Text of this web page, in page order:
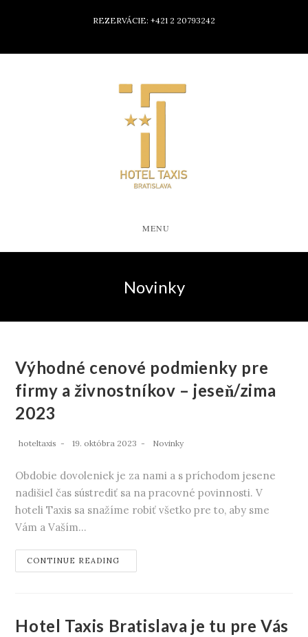
REZERVÁCIE: +421 2 20793242
MENU
Novinky
Výhodné cenové podmienky pre
firmy a živnostníkov – jeseň/zima
2023
hoteltaxis 19. októbra 2023 Novinky
Obdobie dovoleniek je za nami a s príchodom jesene
nadišiel čas sústrediť sa na pracovné povinnosti. V
hoteli Taxis sa snažíme robiť všetko pre to, aby sme
Vám a Vaším…
CONTINUE READING
Hotel Taxis Bratislava je tu pre Vás